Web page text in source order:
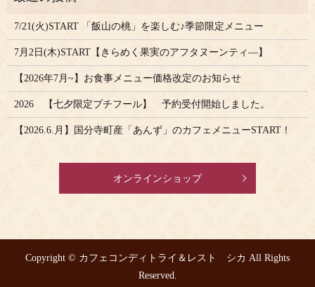
7/21(火)START 「飯山の桃」を楽しむ♪季節限定メニュー
7月2日(木)START【きらめく果実のアフタヌーンティ―】
【2026年7月~】お食事メニュー価格改定のお知らせ
2026 【七夕限定プチフール】 予約受付開始しました。
【2026.6.月】国分寺町産「あんず」のカフェメニューSTART！
オンラインショップ
Copyright © カフェコンディトライ＆レスト シカ All Rights
Reserved.